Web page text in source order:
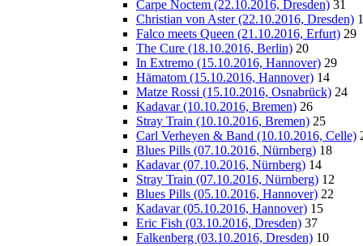
Carpe Noctem (22.10.2016, Dresden) 31
Christian von Aster (22.10.2016, Dresden)
Falco meets Queen (21.10.2016, Erfurt) 29
The Cure (18.10.2016, Berlin) 20
In Extremo (15.10.2016, Hannover) 29
Hämatom (15.10.2016, Hannover) 14
Matze Rossi (15.10.2016, Osnabrück) 24
Kadavar (10.10.2016, Bremen) 26
Stray Train (10.10.2016, Bremen) 25
Carl Verheyen & Band (10.10.2016, Celle)
Blues Pills (07.10.2016, Nürnberg) 18
Kadavar (07.10.2016, Nürnberg) 14
Stray Train (07.10.2016, Nürnberg) 12
Blues Pills (05.10.2016, Hannover) 22
Kadavar (05.10.2016, Hannover) 15
Eric Fish (03.10.2016, Dresden) 37
Falkenberg (03.10.2016, Dresden) 10